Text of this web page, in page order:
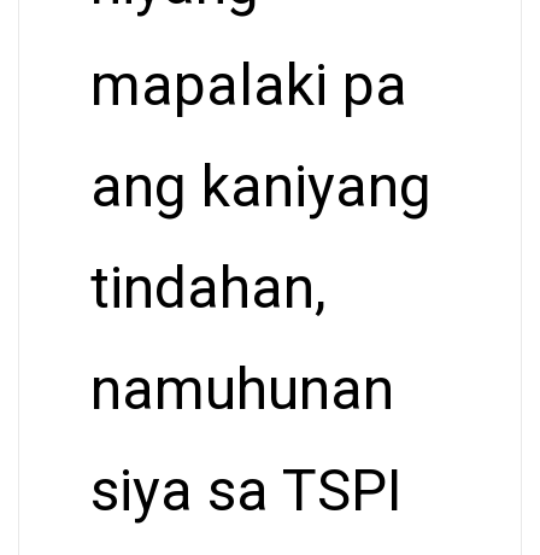
mapalaki pa
ang kaniyang
tindahan,
namuhunan
siya sa TSPI